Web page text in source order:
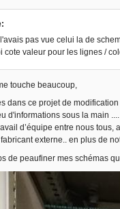
pas vue celui la de
cote valeur pour les lignes /
touche beaucoup,
dans ce projet de
d'informations sous la main
d’équipe entre nous
externe.. en plus de
de peaufiner mes schémas